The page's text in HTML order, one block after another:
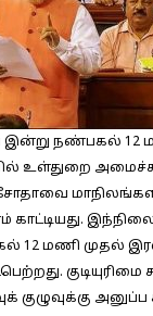
நண்பகல் 12
உள்துறை
காட்டியது.
12 மணி முதல்
குடியுரிமை
அனுப்ப